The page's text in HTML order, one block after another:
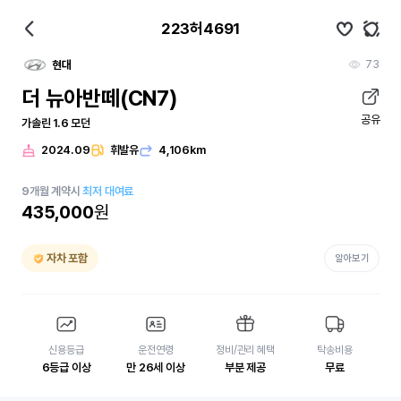
223허4691
현대 73
더 뉴아반떼(CN7)
가솔린 1.6 모던 공유
2024.09 휘발유 4,106km
9개월 계약시최저 대여료
435,000원
자차 포함 알아보기
신용등급
6등급 이상
운전연령
만 26세 이상
정비/관리 혜택
부분 제공
탁송비용
무료